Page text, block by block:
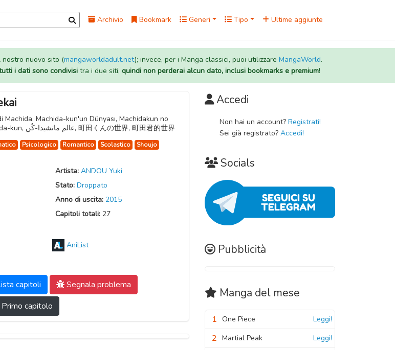
Archivio Bookmark Generi Tipo Ultime aggiunte
nuovo sito (mangaworldadult.net); invece, per i Manga classici, puoi utilizzare MangaWorld.
i dati sono condivisitra i due siti, quindi non perderai alcun dato, inclusi bookmarks e premium!
Machida, Machida-kun'un Dünyası, Machidakun no
Sekai, The World of Machida-kun, عالم ماتشيدا-كٌن, 町田くんの世界, 町田君的世界
Psicologico Romantico Scolastico
Shoujo
Artista: ANDOU Yuki
Stato: Droppato
Anno di uscita: 2015
Capitoli totali: 27
AniList
capitoli
Segnala problema
Primo capitolo
Accedi
Non hai un account? Registrati!
Sei già registrato? Accedi!
Socials
Pubblicità
Manga del mese
1 One Piece Leggi!
2 Martial Peak Leggi!